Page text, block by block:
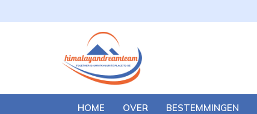
HOME OVER BESTEMMINGEN